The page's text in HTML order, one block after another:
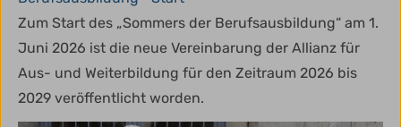
Zum Start des „Sommers der Berufsausbildung“ am 1.
Juni 2026 ist die neue Vereinbarung der Allianz für
Aus- und Weiterbildung für den Zeitraum 2026 bis
2029 veröffentlicht worden.